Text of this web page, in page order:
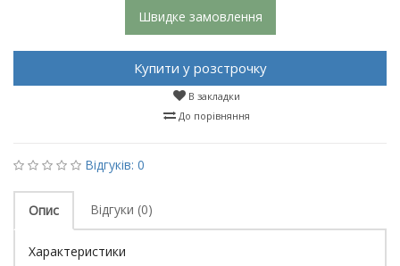
Швидке замовлення
Купити у розстрочку
В закладки
До порівняння
Відгуків: 0
Опис Відгуки (0)
Характеристики